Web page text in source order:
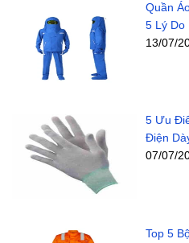
Quần
5 Lý Do
13/07/
5 Ưu
Điện
07/07/
Top 5